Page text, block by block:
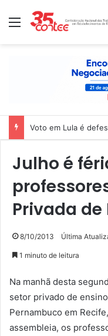
Menu
Voto em Lula é
Julho é
Privada
8/10/2013 Última
1 minuto de leitura
Na manhã desta
setor privado de
Pernambuco em
assembleia, os